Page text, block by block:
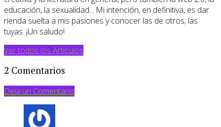
educación, la sexualidad... Mi intención, en definitiva, es dar
rienda suelta a mis pasiones y conocer las de otros; las
tuyas. ¡Un saludo!
Ver todos los Artículos
2 Comentarios
Deja un Comentario